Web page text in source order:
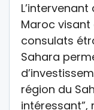
Maroc visant
consulats
Sahara
région du